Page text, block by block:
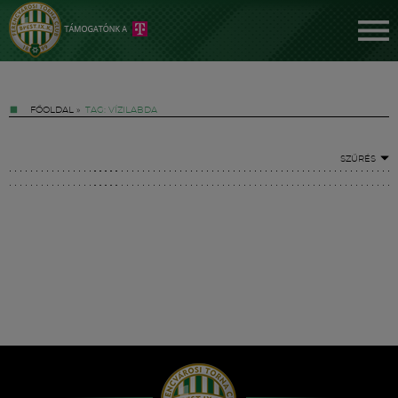
FŐOLDAL » TAG: VÍZILABDA
SZŰRÉS
Hírek